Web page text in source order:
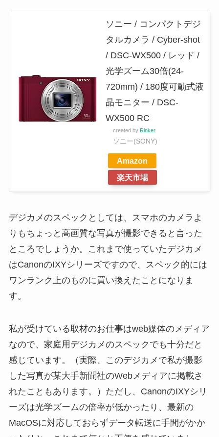
ソニー / コンパクトデジ
タルカメラ / Cyber-shot
/ DSC-WX500 / レッド /
光学ズーム30倍(24-
720mm) / 180度可動式液
晶モニター / DSC-
WX500 RC
created by Rinker
ソニー(SONY)
Amazon
楽天市場
デジカメのスペックとしては、スマホのカメラよ
りもちょっと高画質な写真が撮影できると言った
ところでしょうか。これまで使っていたデジカメ
はCanonのIXYシリーズですので、スペック的には
ワンランク上のものに買い換えたことになりま
す。
私が受けている取材のお仕事はweb媒体のメディア
なので、家庭用デジカメのスペックでも十分だと
感じています。（実際、このデジカメで私が撮影
した写真が某大手新聞社のWebメディアに掲載さ
れたこともあります。）ただし、CanonのIXYシリ
ーズは光学ズームの倍率が低かったり、最新の
MacOSに対応しておらずデータ転送に手間がかか